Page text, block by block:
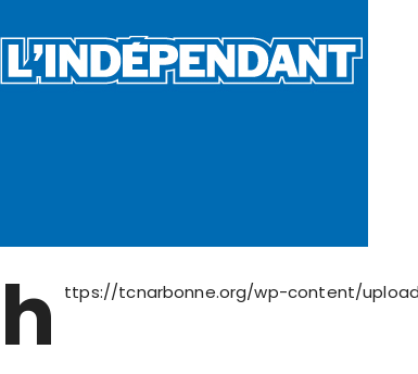
h ttps://tcnarbonne.org/wp-content/